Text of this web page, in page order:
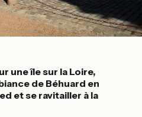
une île sur la Loire,
de Béhuard en
et se ravitailler à la